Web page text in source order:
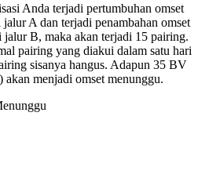
Anda terjadi pertumbuhan omset
A dan terjadi penambahan omset
B, maka akan terjadi 15 pairing.
pairing yang diakui dalam satu hari
sisanya hangus. Adapun 35 BV
menjadi omset menunggu.